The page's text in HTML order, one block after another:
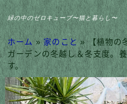
緑の中のゼロキューブ〜猫と暮らし〜
MENU
HOME
おすすめ商品
ホーム » 家のこと »【植物の
ガーデンの冬越し＆冬支度。
す。